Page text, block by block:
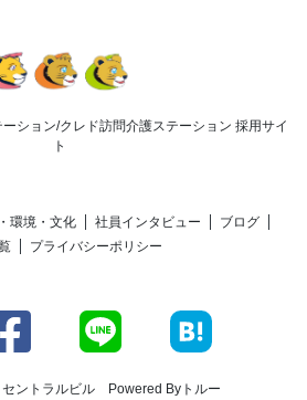
ション/クレド訪問介護ステーション 採用サイ
ト
環境・文化 社員インタビュー
ブログ
プライバシーポリシー
ントラルビル Powered By トルー